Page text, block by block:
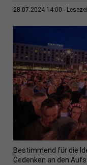
28.07.2024 14:00
Bestimmend für die
Gedenken an den